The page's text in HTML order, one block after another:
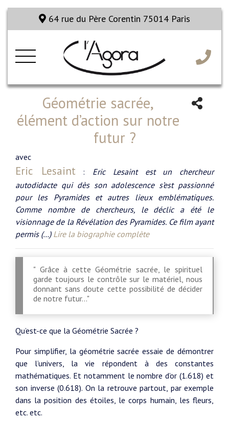
64 rue du Père Corentin 75014 Paris
Géométrie sacrée,
élément d’action sur notre
futur ?
avec
Eric Lesaint: Eric Lesaint est un chercheur
autodidacte qui dès son adolescence s’est passionné
pour les Pyramides et autres lieux emblématiques.
Comme nombre de chercheurs, le déclic a été le
visionnage de la Révélation des Pyramides. Ce film ayant
permis (…) Lire la biographie complète
" Grâce à cette Géométrie sacrée, le spirituel
garde toujours le contrôle sur le matériel, nous
donnant sans doute cette possibilité de décider
de notre futur..."
Qu’est-ce que la Géométrie Sacrée ?
Pour simplifier, la géométrie sacrée essaie de démontrer
que l’univers, la vie répondent à des constantes
mathématiques. Et notamment le nombre d’or (1.618) et
son inverse (0.618). On la retrouve partout, par exemple
dans la position des étoiles, le corps humain, les fleurs,
etc. etc.